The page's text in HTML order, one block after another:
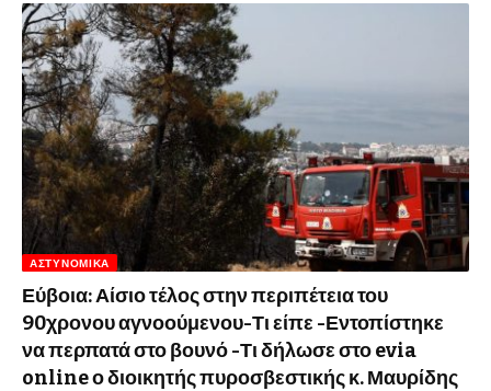
ΑΣΤΥΝΟΜΙΚΆ
Εύβοια: Αίσιο τέλος στην περιπέτεια του
90χρονου αγνοούμενου-Τι είπε -Εντοπίστηκε
να περπατά στο βουνό -Τι δήλωσε στο evia
online ο διοικητής πυροσβεστικής κ. Μαυρίδης